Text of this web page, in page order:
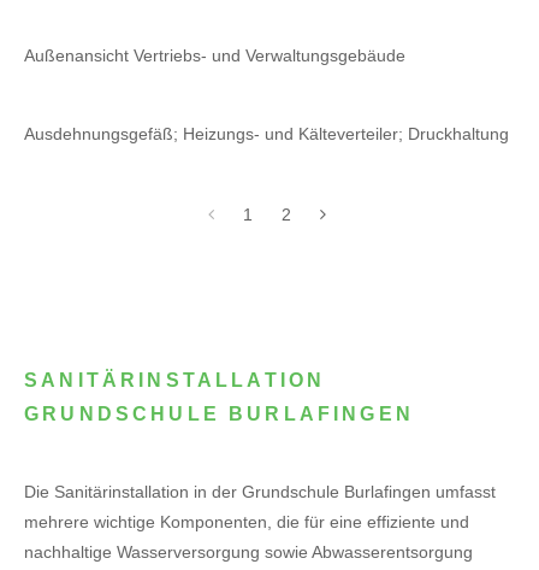
Außenansicht Vertriebs- und Verwaltungsgebäude
Ausdehnungsgefäß; Heizungs- und Kälteverteiler; Druckhaltung
1 2
SANITÄRINSTALLATION
GRUNDSCHULE BURLAFINGEN
Die Sanitärinstallation in der Grundschule Burlafingen umfasst
mehrere wichtige Komponenten, die für eine effiziente und
nachhaltige Wasserversorgung sowie Abwasserentsorgung